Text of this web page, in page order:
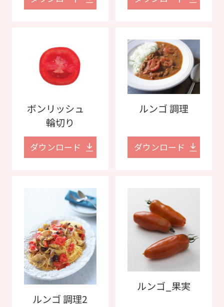
ボンリッシュ
輪切り
ダウンロード
ルンゴ 調理
ダウンロード
ルンゴ 調理2
ルンゴ_果実